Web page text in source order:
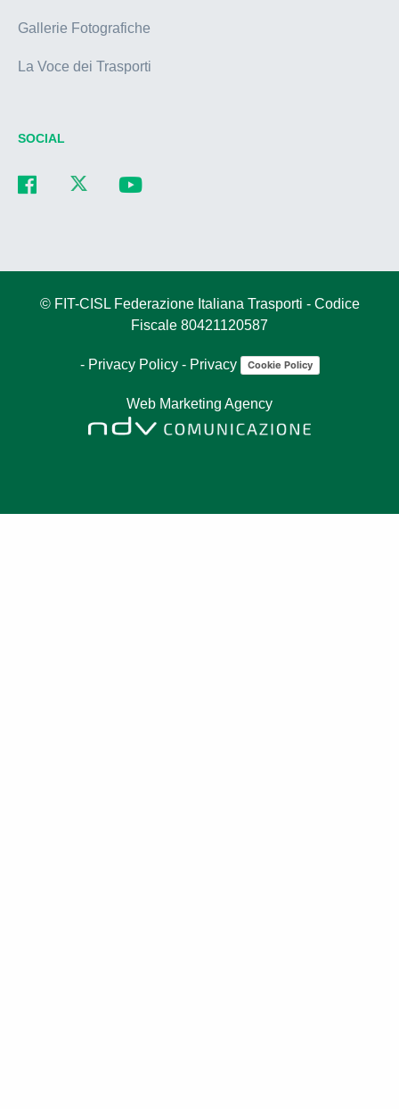
Gallerie Fotografiche
La Voce dei Trasporti
SOCIAL
© FIT-CISL Federazione Italiana Trasporti - Codice
Fiscale 80421120587
- Privacy Policy - Privacy Cookie Policy
Web Marketing Agency